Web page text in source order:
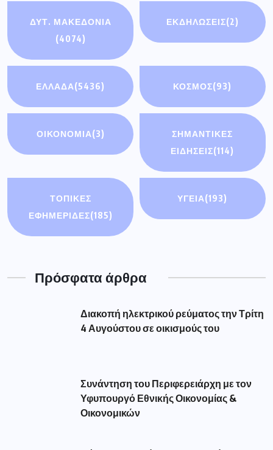
ΔΥΤ. ΜΑΚΕΔΟΝΙΑ
(4074)
ΕΚΔΗΛΩΣΕΙΣ(2)
ΕΛΛΑΔΑ(5436) ΚΟΣΜΟΣ(93)
ΟΙΚΟΝΟΜΊΑ(3)
ΣΗΜΑΝΤΙΚΈΣ
ΕΙΔΉΣΕΙΣ(114)
ΤΟΠΙΚΕΣ
ΕΦΗΜΕΡΙΔΕΣ(185)
ΥΓΕΙΑ(193)
Πρόσφατα άρθρα
Διακοπή ηλεκτρικού ρεύματος την Τρίτη
4 Αυγούστου σε οικισμούς του
Συνάντηση του Περιφερειάρχη με τον
Υφυπουργό Εθνικής Οικονομίας &
Οικονομικών